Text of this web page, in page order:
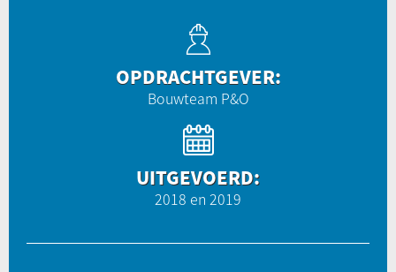
OPDRACHTGEVER:
Bouwteam P&O
UITGEVOERD:
2018 en 2019